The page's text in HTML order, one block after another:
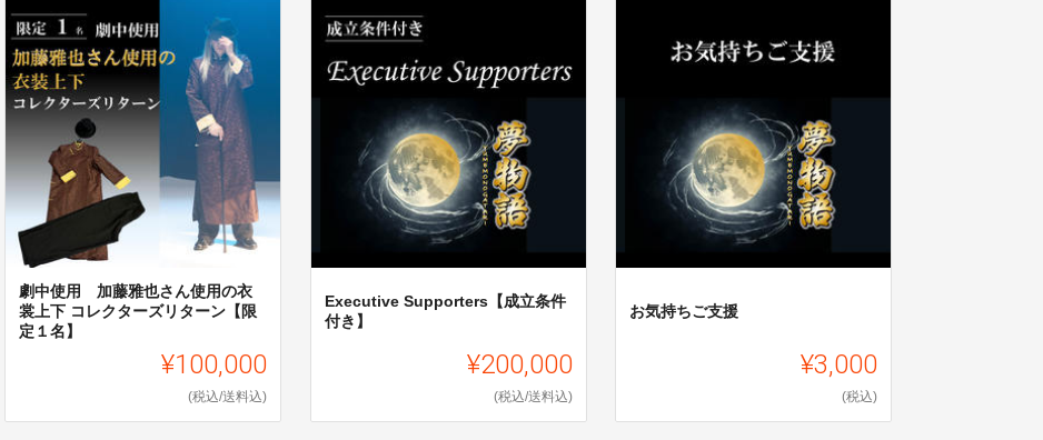
劇中使用 加藤雅也さん使用の衣
裳上下 コレクターズリターン【限
定１名】
¥100,000
(税込/送料込)
Executive Supporters【成立条件
付き】
¥200,000
(税込/送料込)
お気持ちご支援
¥3,000
(税込)